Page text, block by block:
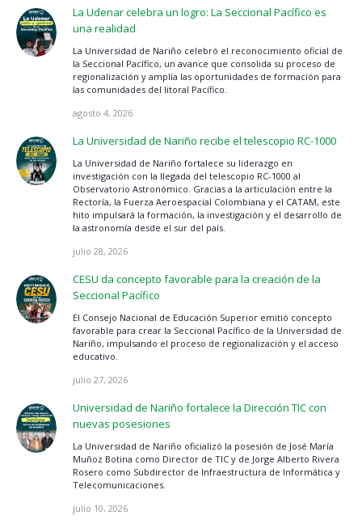
La Udenar celebra un logro: La Seccional Pacífico es
una realidad
La Universidad de Nariño celebró el reconocimiento oficial de
la Seccional Pacífico, un avance que consolida su proceso de
regionalización y amplía las oportunidades de formación para
las comunidades del litoral Pacífico.
agosto 4, 2026
La Universidad de Nariño recibe el telescopio RC-1000
La Universidad de Nariño fortalece su liderazgo en
investigación con la llegada del telescopio RC-1000 al
Observatorio Astronómico. Gracias a la articulación entre la
Rectoría, la Fuerza Aeroespacial Colombiana y el CATAM, este
hito impulsará la formación, la investigación y el desarrollo de
la astronomía desde el sur del país.
julio 28, 2026
CESU da concepto favorable para la creación de la
Seccional Pacífico
El Consejo Nacional de Educación Superior emitió concepto
favorable para crear la Seccional Pacífico de la Universidad de
Nariño, impulsando el proceso de regionalización y el acceso
educativo.
julio 27, 2026
Universidad de Nariño fortalece la Dirección TIC con
nuevas posesiones
La Universidad de Nariño oficializó la posesión de José María
Muñoz Botina como Director de TIC y de Jorge Alberto Rivera
Rosero como Subdirector de Infraestructura de Informática y
Telecomunicaciones.
julio 10, 2026